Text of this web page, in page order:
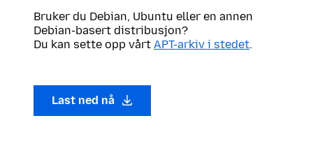
Bruker du Debian, Ubuntu eller en annen
Debian-basert distribusjon?
Du kan sette opp vårt APT-arkiv i stedet.
Last ned nå